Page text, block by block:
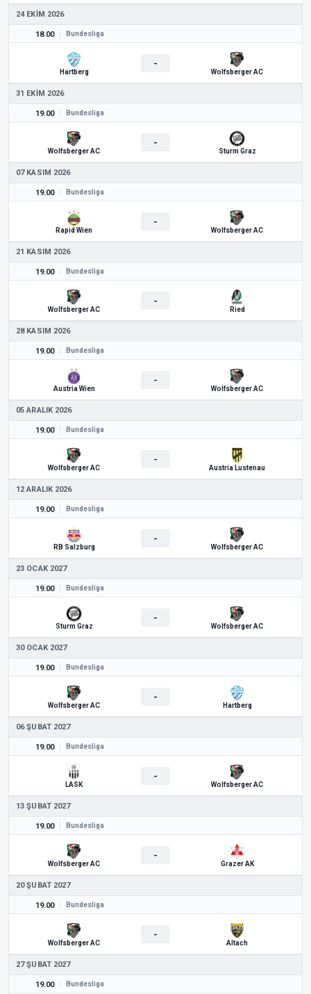
24 EKIM 2026
18.00 Bundesliga
Hartberg
-
Wolfsberger AC
31 EKIM 2026
19.00 Bundesliga
Wolfsberger AC
-
Sturm Graz
07 KASIM 2026
19.00 Bundesliga
Rapid Wien
-
Wolfsberger AC
21 KASIM 2026
19.00 Bundesliga
Wolfsberger AC
-
Ried
28 KASIM 2026
19.00 Bundesliga
Austria Wien
-
Wolfsberger AC
05 ARALIK 2026
19.00 Bundesliga
Wolfsberger AC
-
Austria Lustenau
12 ARALIK 2026
19.00 Bundesliga
RB Salzburg
-
Wolfsberger AC
23 OCAK 2027
19.00 Bundesliga
Sturm Graz
-
Wolfsberger AC
30 OCAK 2027
19.00 Bundesliga
Wolfsberger AC
-
Hartberg
06 ŞUBAT 2027
19.00 Bundesliga
LASK
-
Wolfsberger AC
13 ŞUBAT 2027
19.00 Bundesliga
Wolfsberger AC
-
Grazer AK
20 ŞUBAT 2027
19.00 Bundesliga
Wolfsberger AC
-
Altach
27 ŞUBAT 2027
19.00 Bundesliga